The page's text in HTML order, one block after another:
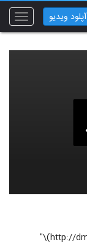
Toggle
آپلود ویدیو